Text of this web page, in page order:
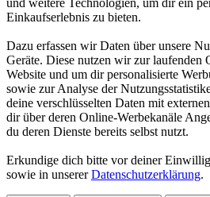
und weitere Technologien, um dir ein
Einkaufserlebnis zu bieten.
Dazu erfassen wir Daten über unsere
Geräte. Diese nutzen wir zur laufenden
Website und um dir personalisierte
sowie zur Analyse der
deine verschlüsselten Daten mit
dir über deren Online-Werbekanäle
du deren Dienste bereits selbst nutzt.
Erkundige dich bitte vor deiner
sowie in unsererDatenschutzerklärung.